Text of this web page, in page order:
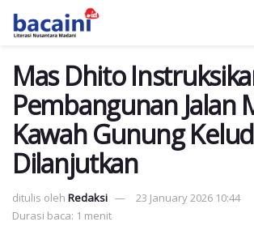
Mas Dhito
Pembangunan Jalan
Kawah Gunung Kelud
Dilanjutkan
ditulis oleh Redaksi
23 January 2026 10:44
Durasi baca: 1 menit